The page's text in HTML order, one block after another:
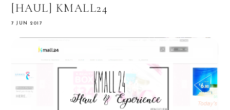
[HAUL] KMALL24
7 JUN 2017